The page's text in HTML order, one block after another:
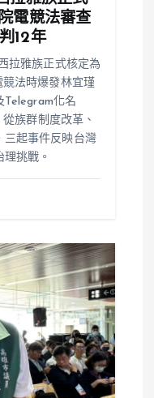
電競法審查
12年
拉雅族正式核定為
競法時爆發林宜瑾
Telegram化名
族群制度改革、
三起事件反映台灣
挑戰。